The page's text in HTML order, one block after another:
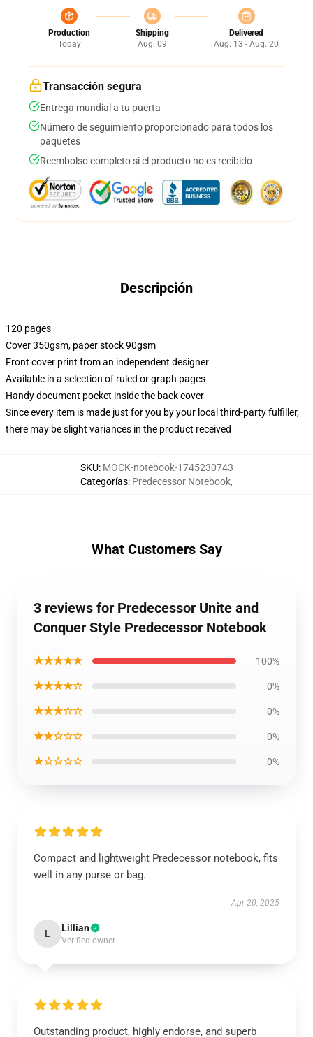
Production
Today
Shipping
Aug. 09
Delivered
Aug. 13 - Aug. 20
Transacción segura
Entrega mundial a tu puerta
Número de seguimiento proporcionado para todos los
paquetes
Reembolso completo si el producto no es recibido
Descripción
120 pages
Cover 350gsm, paper stock 90gsm
Front cover print from an independent designer
Available in a selection of ruled or graph pages
Handy document pocket inside the back cover
Since every item is made just for you by your local third-party fulfiller,
there may be slight variances in the product received
SKU: MOCK-notebook-1745230743
Categorías: Predecessor Notebook,
What Customers Say
3 reviews for Predecessor Unite and
Conquer Style Predecessor Notebook
★★★★★ 100%
★★★★☆ 0%
★★★☆☆ 0%
★★☆☆☆ 0%
★☆☆☆☆ 0%
Compact and lightweight Predecessor notebook, fits
well in any purse or bag.
Apr 20, 2025
L Lillian
Verified owner
Outstanding product, highly endorse, and superb